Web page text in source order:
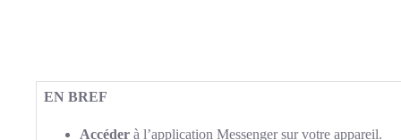
EN BREF
Accéder à l’application Messenger sur votre appareil.